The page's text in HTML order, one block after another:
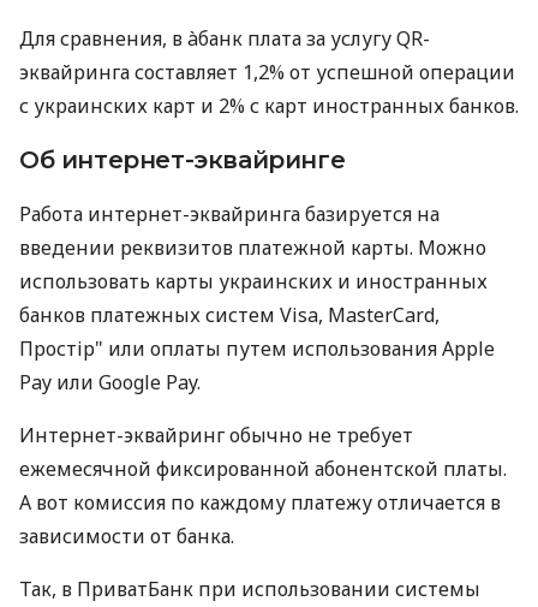
Для сравнения, в àбанк плата за услугу QR-
эквайринга составляет 1,2% от успешной операции
с украинских карт и 2% с карт иностранных банков.
Об интернет-эквайринге
Работа интернет-эквайринга базируется на
введении реквизитов платежной карты. Можно
использовать карты украинских и иностранных
банков платежных систем Visa, MasterCard,
Простір" или оплаты путем использования Apple
Pay или Google Pay.
Интернет-эквайринг обычно не требует
ежемесячной фиксированной абонентской платы.
А вот комиссия по каждому платежу отличается в
зависимости от банка.
Так, в ПриватБанк при использовании системы